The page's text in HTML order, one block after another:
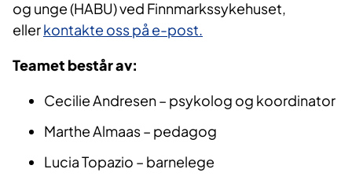
og unge (HABU) ved Finnmarkssykehuset,
ellerkontakte oss på e-post.
Teamet består av:
Cecilie Andresen – psykolog og koordinator
Marthe Almaas – pedagog
Lucia Topazio – barnelege